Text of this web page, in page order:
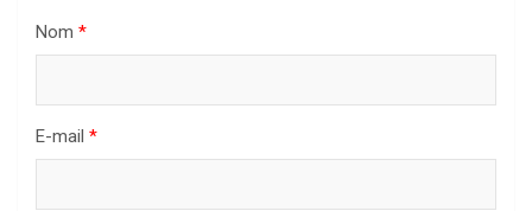
Nom *
E-mail *